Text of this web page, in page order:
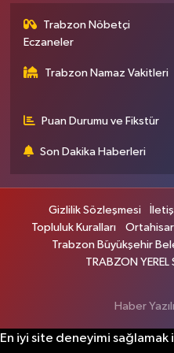
Trabzon Nöbetçi
Eczaneler
Trabzon Namaz Vakitleri
Puan Durumu ve Fikstür
Son Dakika Haberleri
Gizlilik Sözleşmesi
Topluluk Kuralları
Ortahisar
Trabzon Büyükşehir
TRABZON YEREL
Haber
En iyi site deneyimi